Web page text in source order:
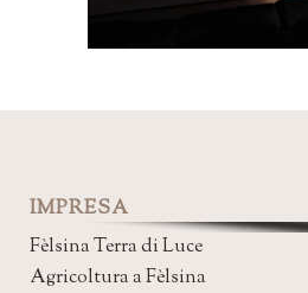
IMPRESA
Fèlsina Terra di Luce
Agricoltura a Fèlsina